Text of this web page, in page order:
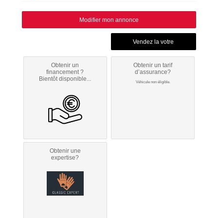
Modifier mon annonce
Obtenir un
financement ?
Bientôt disponible...
Obtenir un tarif
d’assurance?
Véhicule non éligible.
Obtenir une
expertise?